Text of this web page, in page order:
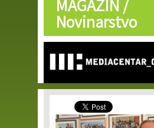
Skip to
main
content
MAGAZIN /
Novinarstvo